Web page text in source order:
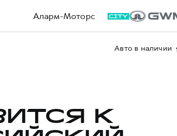
Аларм-Моторс
Авто в наличии
К